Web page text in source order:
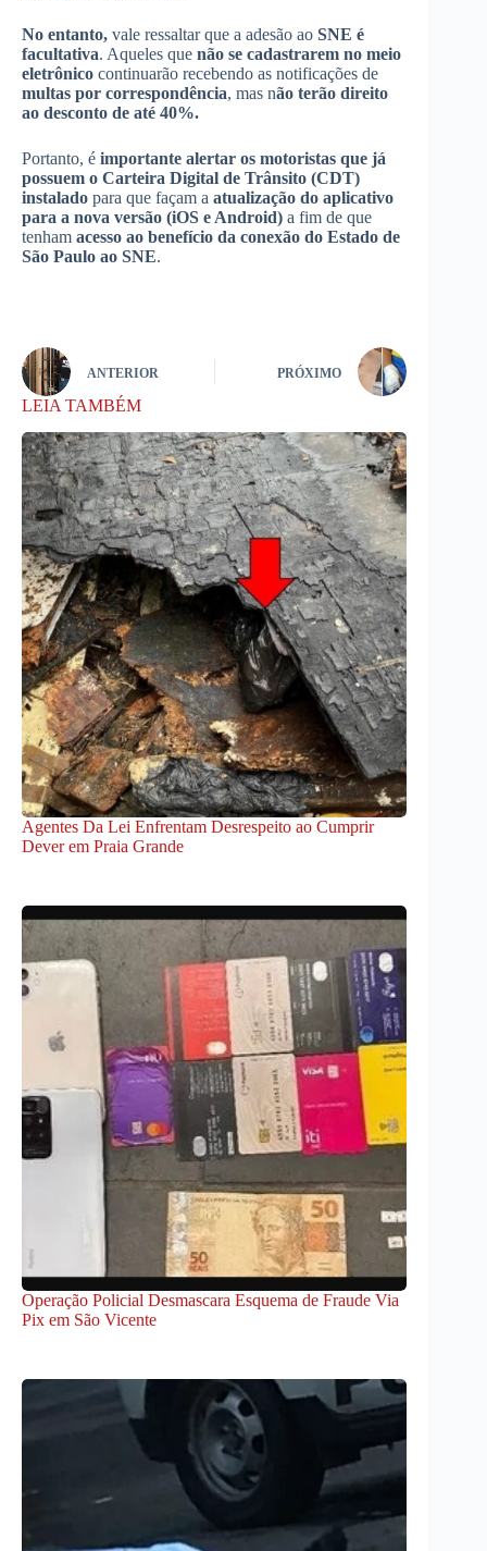
No entanto, vale ressaltar que a adesão ao SNE é
facultativa. Aqueles que não se cadastrarem no meio
eletrônico continuarão recebendo as notificações de
multas por correspondência, mas não terão direito
ao desconto de até 40%.
Portanto, é importante alertar os motoristas que já
possuem o Carteira Digital de Trânsito (CDT)
instalado para que façam a atualização do aplicativo
para a nova versão (iOS e Android) a fim de que
tenham acesso ao benefício da conexão do Estado de
São Paulo ao SNE.
ANTERIOR PRÓXIMO
LEIA TAMBÉM
Agentes Da Lei Enfrentam Desrespeito ao Cumprir
Dever em Praia Grande
Operação Policial Desmascara Esquema de Fraude Via
Pix em São Vicente